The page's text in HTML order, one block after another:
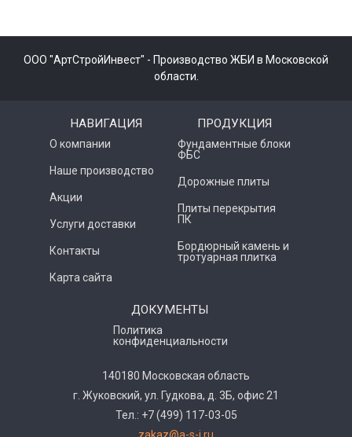
ООО "АртСтройИнвест" - Производство ЖБИ в Московской
области.
НАВИГАЦИЯ
О компании
Наше производство
Акции
Услуги доставки
Контакты
Карта сайта
ПРОДУКЦИЯ
Фундаментные блоки
ФБС
Дорожные плиты
Плиты перекрытия
ПК
Бордюрный камень и
тротуарная плитка
ДОКУМЕНТЫ
Политика
конфиденциальности
140180 Московская область
г. Жуковский, ул. Гудкова, д. 3Б, офис 21
Тел.: +7 (499) 117-03-05
zakaz@a-s-i.ru